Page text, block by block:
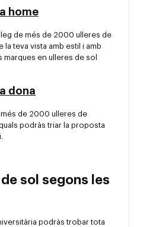
home
de més de 2000 ulleres de
la teva vista amb estil i amb
en ulleres de sol
dona
de 2000 ulleres de
podràs triar la proposta
sol segons les
podràs trobar tota